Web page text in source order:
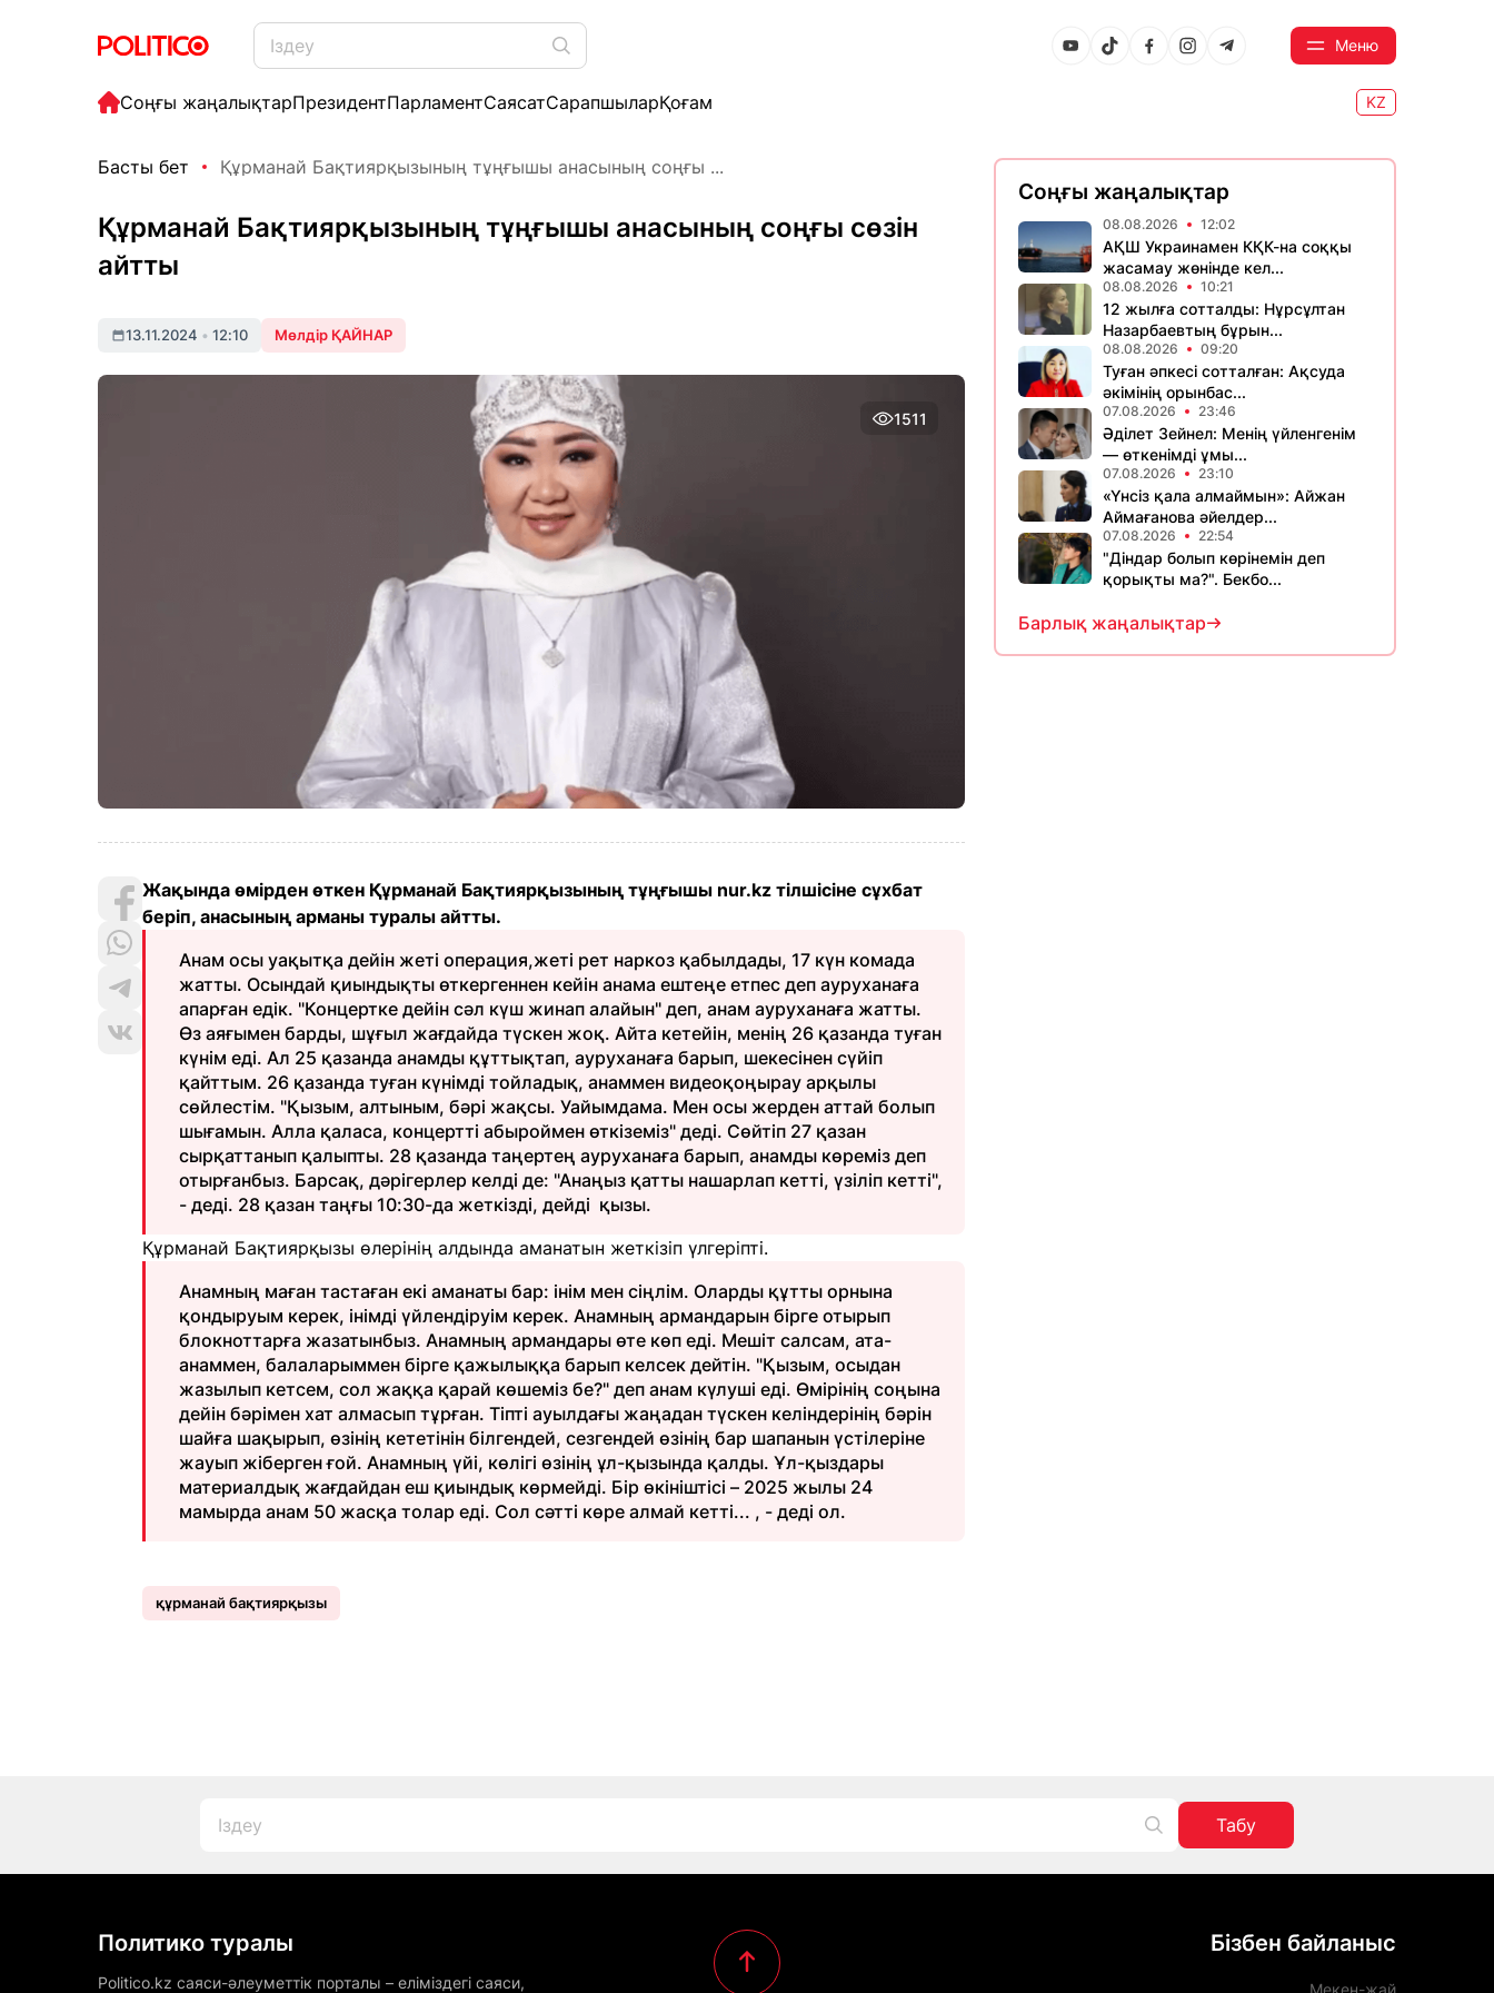
Меню
Соңғы жаңалықтарПрезидентПарламентСаясатСарапшыларҚоғам KZ
Басты бет Құрманай Бақтиярқызының тұңғышы анасының соңғы ...
Құрманай Бақтиярқызының тұңғышы анасының соңғы сөзін
айтты
13.11.2024 • 12:10 Мөлдір ҚАЙНАР
1511
Жақында өмірден өткен Құрманай Бақтиярқызының тұңғышы nur.kz тілшісіне сұхбат
беріп, анасының арманы туралы айтты.
Анам осы уақытқа дейін жеті операция,жеті рет наркоз қабылдады, 17 күн комада
жатты. Осындай қиындықты өткергеннен кейін анама ештеңе етпес деп ауруханаға
апарған едік. "Концертке дейін сәл күш жинап алайын" деп, анам ауруханаға жатты.
Өз аяғымен барды, шұғыл жағдайда түскен жоқ. Айта кетейін, менің 26 қазанда туған
күнім еді. Ал 25 қазанда анамды құттықтап, ауруханаға барып, шекесінен сүйіп
қайттым. 26 қазанда туған күнімді тойладық, анаммен видеоқоңырау арқылы
сөйлестім. "Қызым, алтыным, бәрі жақсы. Уайымдама. Мен осы жерден аттай болып
шығамын. Алла қаласа, концертті абыроймен өткіземіз" деді. Сөйтіп 27 қазан
сырқаттанып қалыпты. 28 қазанда таңертең ауруханаға барып, анамды көреміз деп
отырғанбыз. Барсақ, дәрігерлер келді де: "Анаңыз қатты нашарлап кетті, үзіліп кетті",
- деді. 28 қазан таңғы 10:30-да жеткізді, дейді қызы.
Құрманай Бақтиярқызы өлерінің алдында аманатын жеткізіп үлгеріпті.
Анамның маған тастаған екі аманаты бар: інім мен сіңлім. Оларды құтты орнына
қондыруым керек, інімді үйлендіруім керек. Анамның армандарын бірге отырып
блокноттарға жазатынбыз. Анамның армандары өте көп еді. Мешіт салсам, ата-
анаммен, балаларыммен бірге қажылыққа барып келсек дейтін. "Қызым, осыдан
жазылып кетсем, сол жаққа қарай көшеміз бе?" деп анам күлуші еді. Өмірінің соңына
дейін бәрімен хат алмасып тұрған. Тіпті ауылдағы жаңадан түскен келіндерінің бәрін
шайға шақырып, өзінің кететінін білгендей, сезгендей өзінің бар шапанын үстілеріне
жауып жіберген ғой. Анамның үйі, көлігі өзінің ұл-қызында қалды. Ұл-қыздары
материалдық жағдайдан еш қиындық көрмейді. Бір өкініштісі – 2025 жылы 24
мамырда анам 50 жасқа толар еді. Сол сәтті көре алмай кетті... , - деді ол.
құрманай бақтиярқызы
Соңғы жаңалықтар
08.08.2026 12:02
АҚШ Украинамен КҚК-на соққы
жасамау жөнінде кел...
08.08.2026 10:21
12 жылға сотталды: Нұрсұлтан
Назарбаевтың бұрын...
08.08.2026 09:20
Туған әпкесі сотталған: Ақсуда
әкімінің орынбас...
07.08.2026 23:46
Әділет Зейнел: Менің үйленгенім
— өткенімді ұмы...
07.08.2026 23:10
«Үнсіз қала алмаймын»: Айжан
Аймағанова әйелдер...
07.08.2026 22:54
"Діндар болып көрінемін деп
қорықты ма?". Бекбо...
Барлық жаңалықтар
Табу
Политико туралы
Politico.kz саяси-әлеуметтік порталы – еліміздегі саяси,
Бізбен байланыс
Мекен-жай